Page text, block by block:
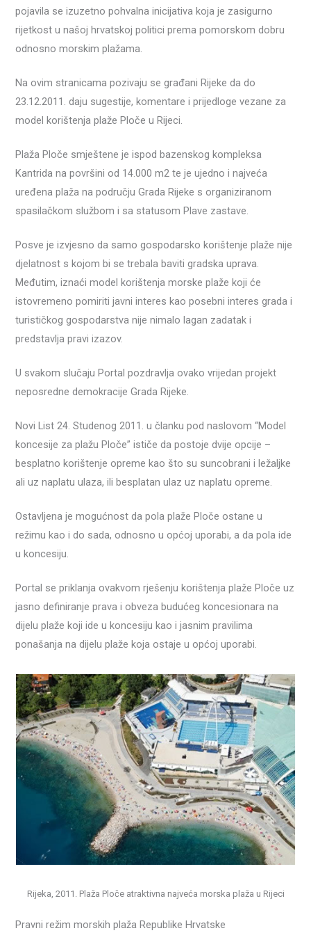
pojavila se izuzetno pohvalna inicijativa koja je zasigurno
rijetkost u našoj hrvatskoj politici prema pomorskom dobru
odnosno morskim plažama.
Na ovim stranicama pozivaju se građani Rijeke da do
23.12.2011. daju sugestije, komentare i prijedloge vezane za
model korištenja plaže Ploče u Rijeci.
Plaža Ploče smještene je ispod bazenskog kompleksa
Kantrida na površini od 14.000 m2 te je ujedno i najveća
uređena plaža na području Grada Rijeke s organiziranom
spasilačkom službom i sa statusom Plave zastave.
Posve je izvjesno da samo gospodarsko korištenje plaže nije
djelatnost s kojom bi se trebala baviti gradska uprava.
Međutim, iznaći model korištenja morske plaže koji će
istovremeno pomiriti javni interes kao posebni interes grada i
turističkog gospodarstva nije nimalo lagan zadatak i
predstavlja pravi izazov.
U svakom slučaju Portal pozdravlja ovako vrijedan projekt
neposredne demokracije Grada Rijeke.
Novi List 24. Studenog 2011. u članku pod naslovom “Model
koncesije za plažu Ploče” ističe da postoje dvije opcije –
besplatno korištenje opreme kao što su suncobrani i ležaljke
ali uz naplatu ulaza, ili besplatan ulaz uz naplatu opreme.
Ostavljena je mogućnost da pola plaže Ploče ostane u
režimu kao i do sada, odnosno u općoj uporabi, a da pola ide
u koncesiju.
Portal se priklanja ovakvom rješenju korištenja plaže Ploče uz
jasno definiranje prava i obveza budućeg koncesionara na
dijelu plaže koji ide u koncesiju kao i jasnim pravilima
ponašanja na dijelu plaže koja ostaje u općoj uporabi.
Rijeka, 2011. Plaža Ploče atraktivna najveća morska plaža u Rijeci
Pravni režim morskih plaža Republike Hrvatske